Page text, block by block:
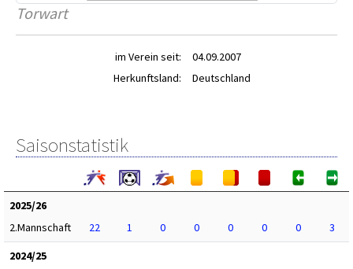
Torwart
im Verein seit:
04.09.2007
Herkunftsland:
Deutschland
Saisonstatistik
2025/26
2.Mannschaft
22 1 0 0 0 0 0
3
2024/25